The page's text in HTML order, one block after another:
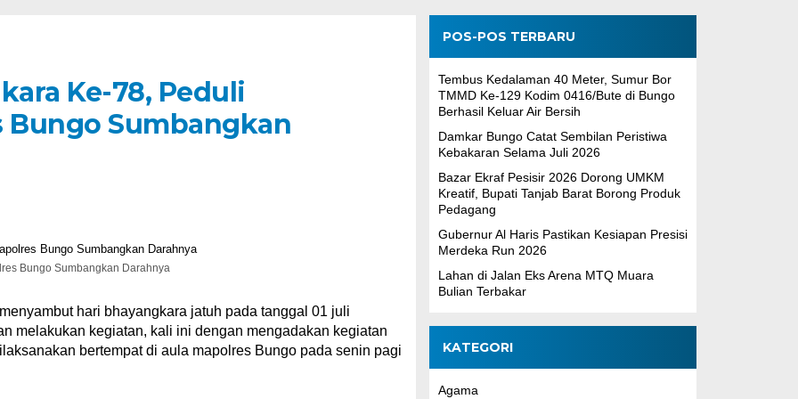
Ke-78, Peduli
Bungo Sumbangkan
Bungo Sumbangkan Darahnya
hari bhayangkara jatuh pada tanggal 01 juli
melakukan kegiatan, kali ini dengan mengadakan kegiatan
bertempat di aula mapolres Bungo pada senin pagi
POS-POS TERBARU
Tembus Kedalaman 40 Meter, Sumur Bor
TMMD Ke-129 Kodim 0416/Bute di Bungo
Berhasil Keluar Air Bersih
Damkar Bungo Catat Sembilan Peristiwa
Kebakaran Selama Juli 2026
Bazar Ekraf Pesisir 2026 Dorong UMKM
Kreatif, Bupati Tanjab Barat Borong Produk
Pedagang
Gubernur Al Haris Pastikan Kesiapan Presisi
Merdeka Run 2026
Lahan di Jalan Eks Arena MTQ Muara
Bulian Terbakar
KATEGORI
Agama